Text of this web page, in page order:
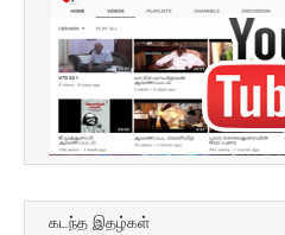
கடந்த இதழ்கள்